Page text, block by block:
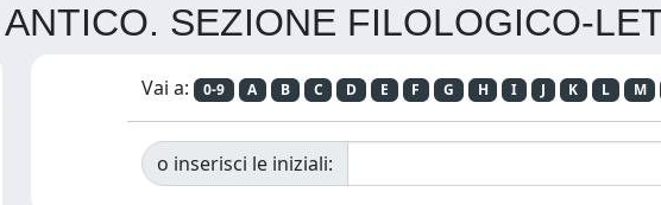
ANTICO. SEZIONE FILOLOGICO-
Vai a: 0-9 A B C D E F G H I J K L M
o inserisci le iniziali: